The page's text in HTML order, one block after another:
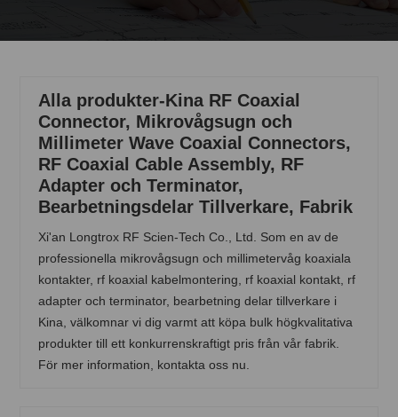
Alla produkter-Kina RF Coaxial
Connector, Mikrovågsugn och
Millimeter Wave Coaxial Connectors,
RF Coaxial Cable Assembly, RF
Adapter och Terminator,
Bearbetningsdelar Tillverkare, Fabrik
Xi'an Longtrox RF Scien-Tech Co., Ltd. Som en av de
professionella mikrovågsugn och millimetervåg koaxiala
kontakter, rf koaxial kabelmontering, rf koaxial kontakt, rf
adapter och terminator, bearbetning delar tillverkare i
Kina, välkomnar vi dig varmt att köpa bulk högkvalitativa
produkter till ett konkurrenskraftigt pris från vår fabrik.
För mer information, kontakta oss nu.